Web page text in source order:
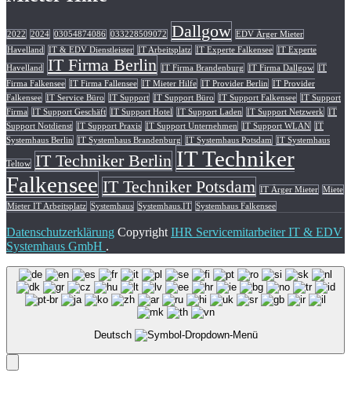
2022 2024 03054874086 033228509072 Dallgow EDV Ärger Mieter
Havelland
IT & EDV Dienstleister IT Arbeitsplatz IT Experte Falkensee IT Experte
Havelland IT Firma Berlin IT Firma Brandenburg IT Firma Dallgow IT
Firma Falkensee IT Firma Fallensee IT Mieter Hilfe IT Provider Berlin
IT Provider
Falkensee IT Service Büro IT Support IT Support Büro IT Support Falkensee IT Support
Firma
IT Support Geschäft IT Support Hotel IT Support Laden IT Support Netzwerk
IT
Support Notdienst IT Support Praxis IT Support Unternehmen IT Support WLAN IT
Systemhaus Berlin
IT Systemhaus Brandenburg IT Systemhaus Potsdam IT Systemhaus
Teltow IT Techniker Berlin IT Techniker
Falkensee IT Techniker Potsdam IT Ärger Mieter Miete
Mieter IT Arbeitsplatz Systemhaus Systemhaus.IT Systemhaus Falkensee
Datenschutzerklärung Copyright IHR Servicemitarbeiter IT & EDV
Systemhaus GmbH .
Deutsch